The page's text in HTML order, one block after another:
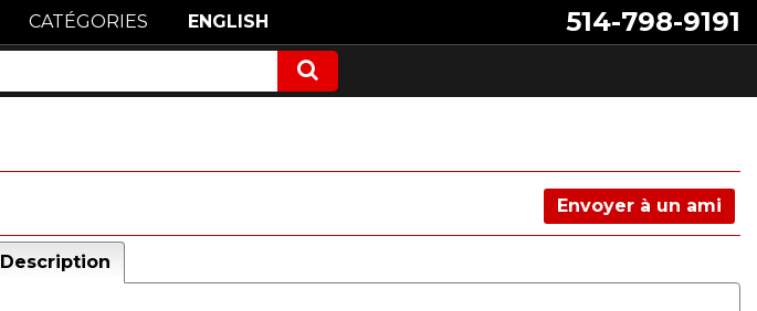
514-798-9191
CATÉGORIES ENGLISH
Envoyer à un ami
Description